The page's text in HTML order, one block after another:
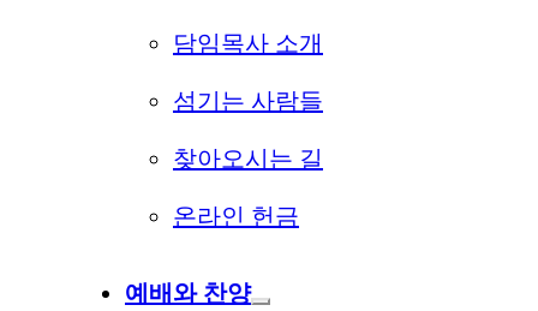
담임목사 소개
섬기는 사람들
찾아오시는 길
온라인 헌금
예배와 찬양